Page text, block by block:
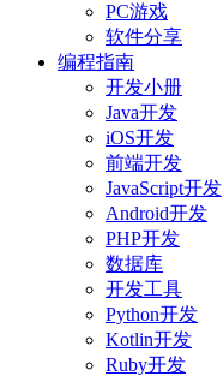
PC游戏
软件分享
编程指南
开发小册
Java开发
iOS开发
前端开发
JavaScript开发
Android开发
PHP开发
数据库
开发工具
Python开发
Kotlin开发
Ruby开发